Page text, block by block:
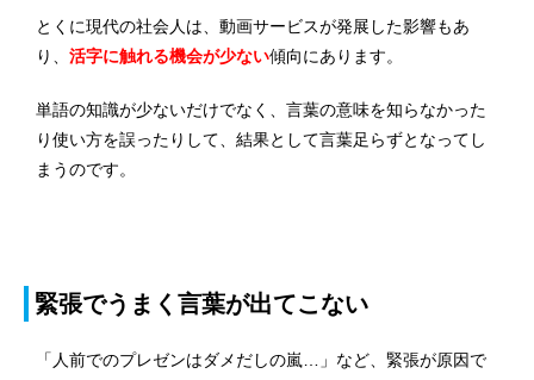
とくに現代の社会人は、動画サービスが発展した影響もあ
り、 活字に触れる機会が少ない傾向にあります。
単語の知識が少ないだけでなく、言葉の意味を知らなかった
り使い方を誤ったりして、結果として言葉足らずとなってし
まうのです。
緊張でうまく言葉が出てこない
「人前でのプレゼンはダメだしの嵐…」など、緊張が原因で